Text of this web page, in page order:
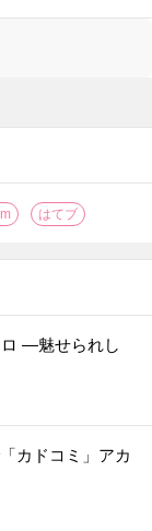
はてブ
ロ ―魅せられし
カドコミ」アカ